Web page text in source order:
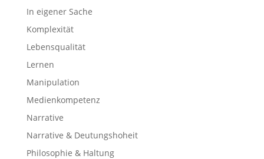
In eigener Sache
Komplexität
Lebensqualität
Lernen
Manipulation
Medienkompetenz
Narrative
Narrative & Deutungshoheit
Philosophie & Haltung